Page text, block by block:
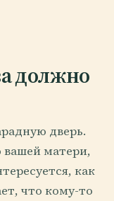
должно
дверь.
вашей матери,
как
что кому-то